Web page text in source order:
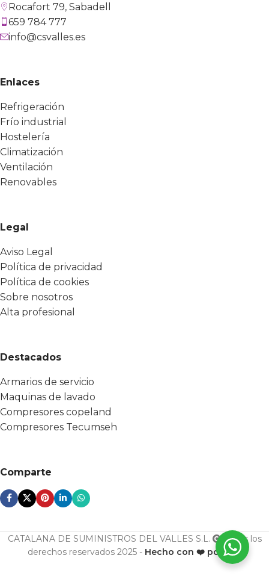
Rocafort 79, Sabadell
659 784 777
info@csvalles.es
Enlaces
Refrigeración
Frío industrial
Hostelería
Climatización
Ventilación
Renovables
Legal
Aviso Legal
Política de privacidad
Política de cookies
Sobre nosotros
Alta profesional
Destacados
Armarios de servicio
Maquinas de lavado
Compresores copeland
Compresores Tecumseh
Comparte
CATALANA DE SUMINISTROS DEL VALLES S.L.
Todos los
derechos reservados 2025 - Hecho con ❤️ por ESF